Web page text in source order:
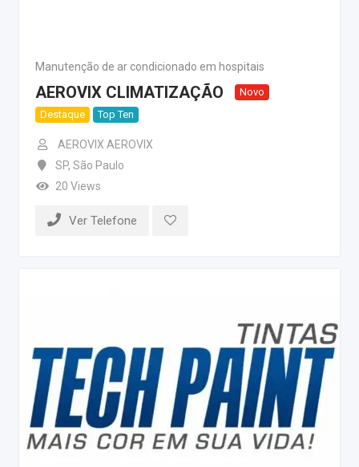
Manutenção de ar condicionado em hospitais
AEROVIX CLIMATIZAÇÃO
Novo
Destaque
Top Ten
AEROVIX AEROVIX
SP, São Paulo
20 Views
Ver Telefone